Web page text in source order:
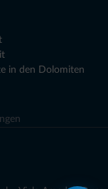
in den Dolomiten